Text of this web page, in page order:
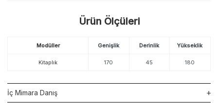
Ürün Ölçüleri
Modüller Genişlik Derinlik Yükseklik
Kitaplık 170 45 180
İç Mimara Danış